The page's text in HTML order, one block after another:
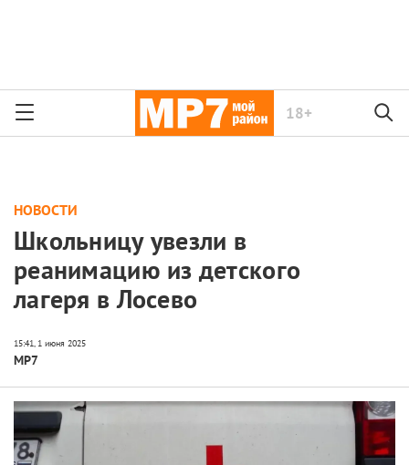
18+
НОВОСТИ
Школьницу увезли в
реанимацию из детского
лагеря в Лосево
МР7